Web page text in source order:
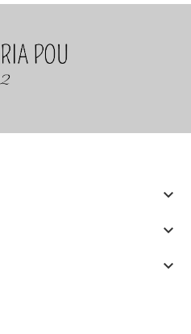
keyboard_arrow_down
keyboard_arrow_down
keyboard_arrow_down